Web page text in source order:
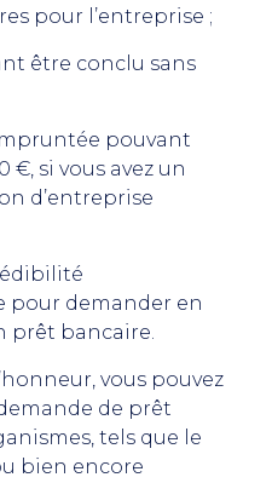
pour l’entreprise ;
être conclu sans
pouvant
€, si vous avez un
d’entreprise
pour demander en
prêt bancaire.
vous pouvez
de prêt
tels que le
bien encore